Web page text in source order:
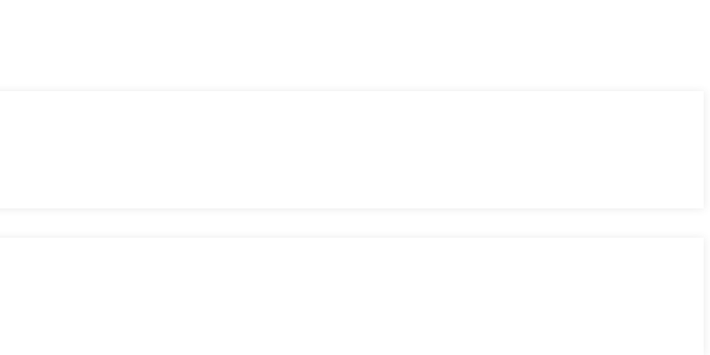
senza complicazioni.
del mercato.
piattaforme e dApp.